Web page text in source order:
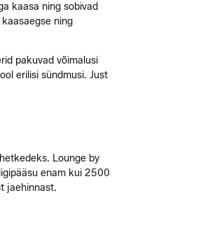
kaasa ning sobivad
ning
pakuvad võimalusi
erilisi sündmusi. Just
Lounge by
enam kui 2500
jaehinnast.